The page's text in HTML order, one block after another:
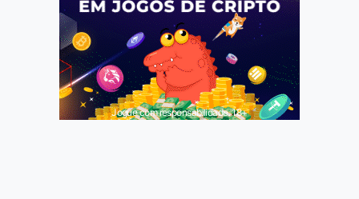
Jogue com responsabilidade. 18+